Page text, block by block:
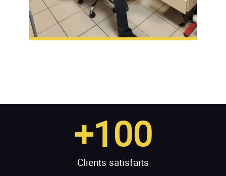
Clients satisfaits
+100